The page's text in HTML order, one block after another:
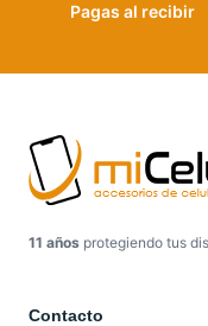
Pagas al recibir
11 años protegiendo tus
Contacto